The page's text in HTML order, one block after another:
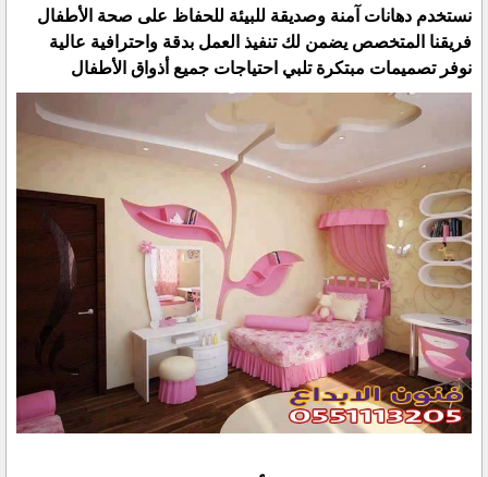
نستخدم دهانات آمنة وصديقة للبيئة للحفاظ على صحة الأطفال
فريقنا المتخصص يضمن لك تنفيذ العمل بدقة واحترافية عالية
نوفر تصميمات مبتكرة تلبي احتياجات جميع أذواق الأطفال